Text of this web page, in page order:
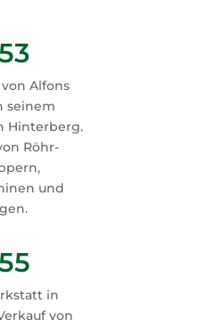
Alfons
seinem
Hinterberg.
Röhr-
und
in
von